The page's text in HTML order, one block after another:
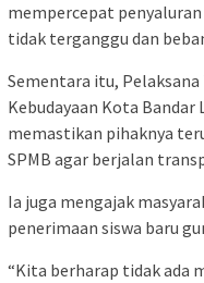
mempercepat
tidak terganggu dan
Sementara itu, Pelaksana
Kebudayaan Kota Bandar
memastikan pihaknya
SPMB agar berjalan
Ia juga mengajak
penerimaan siswa baru
“Kita berharap tidak ada